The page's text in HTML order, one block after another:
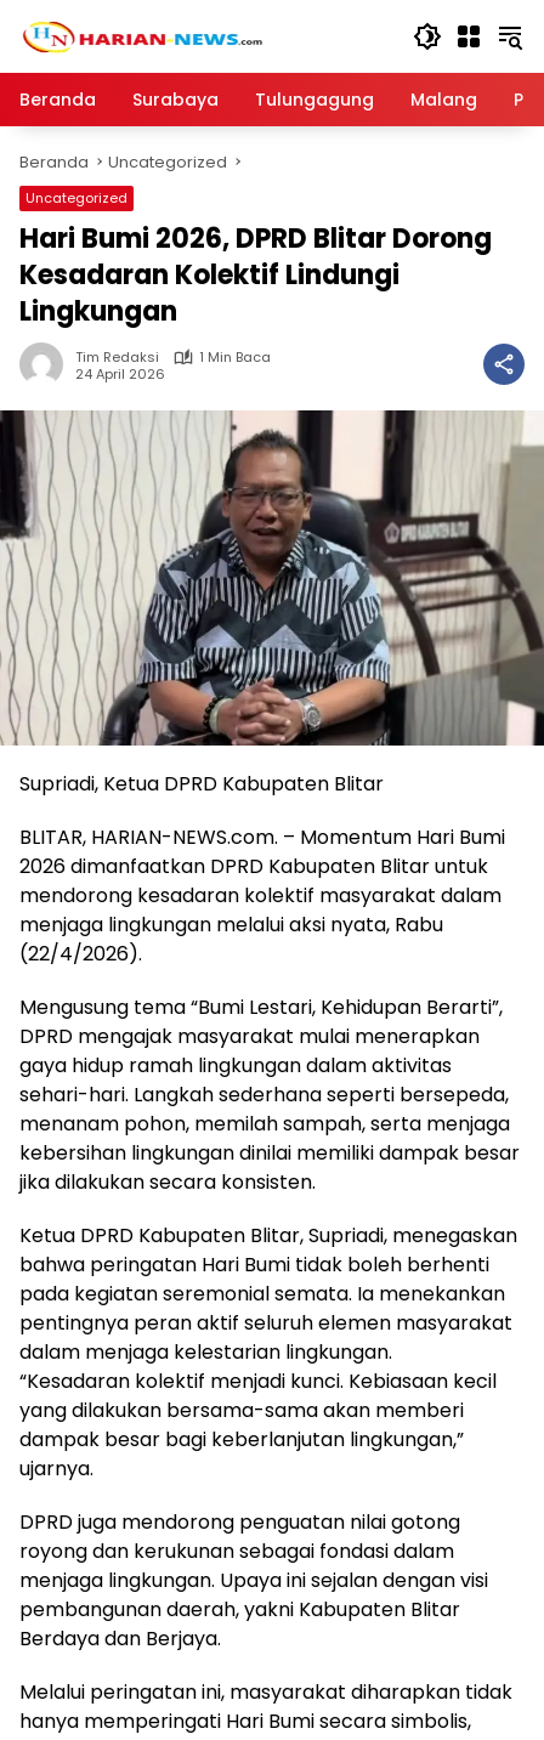
Beranda
Surabaya Tulungagung Malang
Beranda Uncategorized
Uncategorized
Hari Bumi 2026, DPRD Blitar Dorong
Kesadaran Kolektif Lindungi
Lingkungan
Tim Redaksi
1 Min Baca
24 April 2026
Supriadi, Ketua DPRD Kabupaten Blitar
BLITAR, HARIAN-NEWS.com. – Momentum Hari Bumi
2026 dimanfaatkan DPRD Kabupaten Blitar untuk
mendorong kesadaran kolektif masyarakat dalam
menjaga lingkungan melalui aksi nyata, Rabu
(22/4/2026).
Mengusung tema “Bumi Lestari, Kehidupan Berarti”,
DPRD mengajak masyarakat mulai menerapkan
gaya hidup ramah lingkungan dalam aktivitas
sehari-hari. Langkah sederhana seperti bersepeda,
menanam pohon, memilah sampah, serta menjaga
kebersihan lingkungan dinilai memiliki dampak besar
jika dilakukan secara konsisten.
Ketua DPRD Kabupaten Blitar, Supriadi, menegaskan
bahwa peringatan Hari Bumi tidak boleh berhenti
pada kegiatan seremonial semata. Ia menekankan
pentingnya peran aktif seluruh elemen masyarakat
dalam menjaga kelestarian lingkungan.
“Kesadaran kolektif menjadi kunci. Kebiasaan kecil
yang dilakukan bersama-sama akan memberi
dampak besar bagi keberlanjutan lingkungan,”
ujarnya.
DPRD juga mendorong penguatan nilai gotong
royong dan kerukunan sebagai fondasi dalam
menjaga lingkungan. Upaya ini sejalan dengan visi
pembangunan daerah, yakni Kabupaten Blitar
Berdaya dan Berjaya.
Melalui peringatan ini, masyarakat diharapkan tidak
hanya memperingati Hari Bumi secara simbolis,